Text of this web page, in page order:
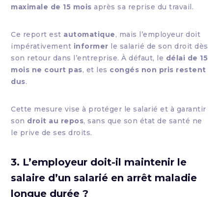
maximale de 15 mois après sa reprise du travail.
Ce report est automatique, mais l’employeur doit
impérativement informer le salarié de son droit dès
son retour dans l’entreprise. À défaut, le délai de 15
mois ne court pas, et les congés non pris restent
dus.
Cette mesure vise à protéger le salarié et à garantir
son droit au repos, sans que son état de santé ne
le prive de ses droits.
3. L’employeur doit-il maintenir le
salaire d’un salarié en arrêt maladie
longue durée ?